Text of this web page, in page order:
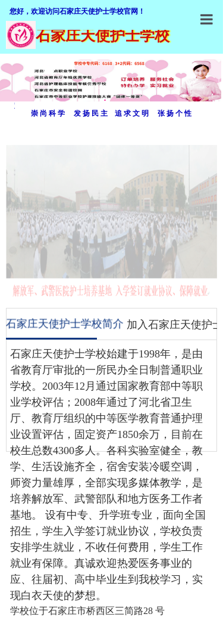
您好，欢迎访问石家庄天使护士学校官网！
加
教
教
石家庄天使护士学校
双
字
崇 尚 科 学 发 扬 民 主 追 求 文 明 张 扬 个 性
石家庄天使护士学校简介 加入石家庄天使护士
石家庄天使护士学校始建于1998年，是由
省教育厅审批的一所民办全日制普通职业
学校。2003年12月通过国家教育部中等职
业学校评估；2008年通过了河北省卫生
厅、教育厅组织的中等医学教育普通护理
业设置评估，固定资产1850余万，目前在
校生总数4300多人。各科实验室健全，教
学、生活设施齐全，宿舍安装冷暖空调，
师资力量雄厚，全部实现多媒体教学，是
培养解放军、武警部队和地方医务工作者
基地。
设有中专、升学班专业，面向全国
招生，学生入学签订就业协议，学校负责
安排学生就业，不收任何费用，学生工作
就业有保障。真诚欢迎热爱医务事业的
应、往届初、高中毕业生到我校学习，实
现白衣天使的梦想。
学校位于石家庄市桥西区三简路28 号